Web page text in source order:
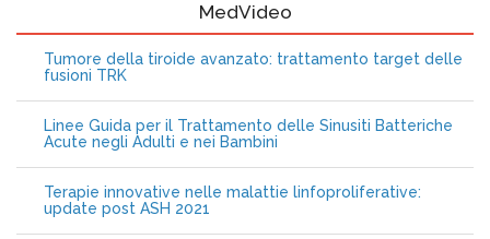
MedVideo
Tumore della tiroide avanzato: trattamento target delle
fusioni TRK
Linee Guida per il Trattamento delle Sinusiti Batteriche
Acute negli Adulti e nei Bambini
Terapie innovative nelle malattie linfoproliferative:
update post ASH 2021